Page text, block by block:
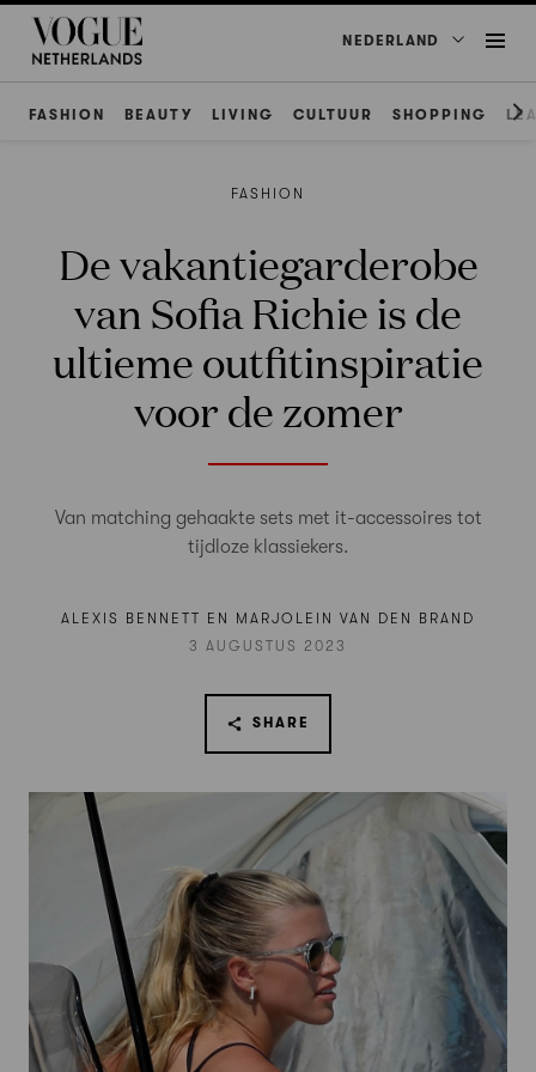
NEDERLAND
FASHION BEAUTY LIVING CULTUUR SHOPPING
FASHION
De vakantiegarderobe
van Sofia Richie is de
ultieme outfitinspiratie
voor de zomer
Van matching gehaakte sets met it-accessoires tot
tijdloze klassiekers.
ALEXIS BENNETT EN MARJOLEIN VAN DEN BRAND
3 AUGUSTUS 2023
SHARE